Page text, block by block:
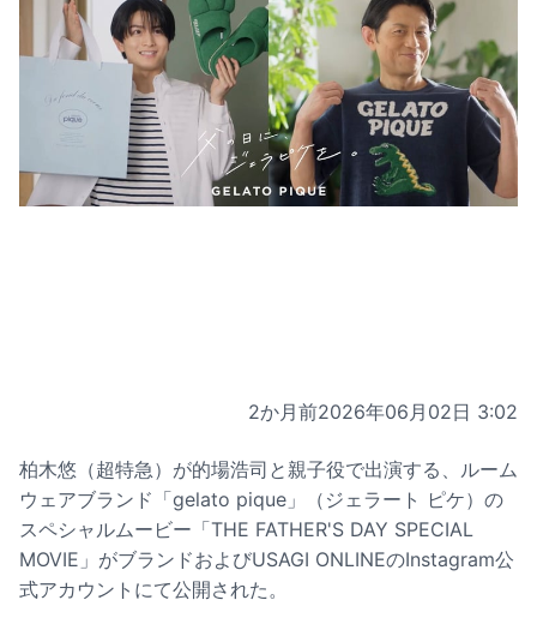
2か月前2026年06月02日 3:02
柏木悠（超特急）が的場浩司と親子役で出演する、ルーム
ウェアブランド「gelato pique」（ジェラート ピケ）の
スペシャルムービー「THE FATHER'S DAY SPECIAL
MOVIE」がブランドおよびUSAGI ONLINEのInstagram公
式アカウントにて公開された。